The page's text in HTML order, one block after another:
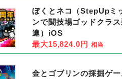
ぼくとネコ（StepUpミ
ンで闘技場ゴッドクラス
達）iOS
最大15,824.0円 相当
金とゴブリンの採掘ゲー